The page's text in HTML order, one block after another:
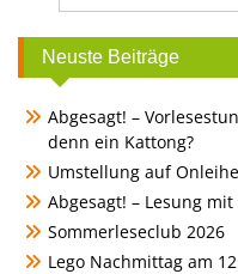
Neuste Beiträge
Abgesagt! –
denn ein Kattong?
Umstellung auf
Abgesagt! – Lesung
Sommerleseclub 2026
Lego Nachmittag am